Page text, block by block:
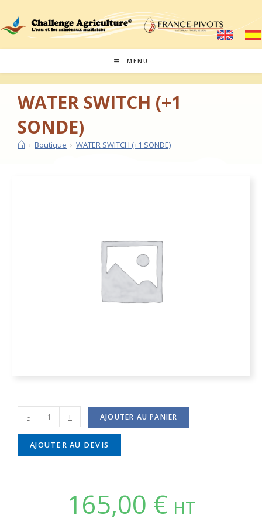
MENU
WATER SWITCH (+1
SONDE)
› Boutique › WATER SWITCH (+1 SONDE)
- + AJOUTER AU PANIER
AJOUTER AU DEVIS
165,00 € HT